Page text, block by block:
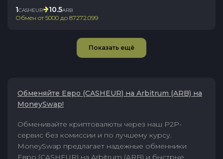
1CASHEUR 10.5ARB
Обмен от5000 до 87272.099
Показать ещё
Обменяйте Евро (CASHEUR) на Arbitrum (ARB) на
MoneySwap!
Обменивайте криптовалюты через наш P2P-
сервис без комиссии и по лучшему курсу.
MoneySwap предлагает надежные обменники
Евро (CASHEUR) на Arbitrum (ARB) и быстрые